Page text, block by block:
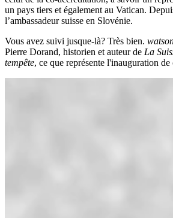
un pays tiers et également au Vatican.
l’ambassadeur suisse en Slovénie.
Vous avez suivi jusque-là? Très bien.
Pierre Dorand, historien et auteur de La
tempête, ce que représente l'inauguration de